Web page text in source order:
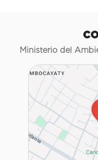
Ministerio del